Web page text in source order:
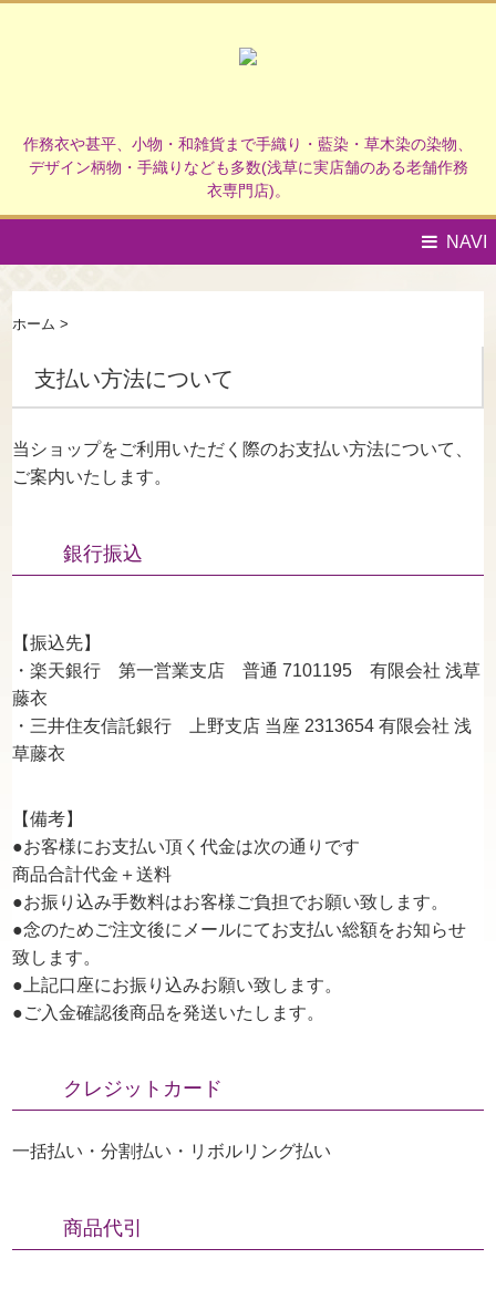
作務衣や甚平、小物・和雑貨まで手織り・藍染・草木染の染物、
デザイン柄物・手織りなども多数(浅草に実店舗のある老舗作務
衣専門店)。
NAVI
ホーム >
支払い方法について
当ショップをご利用いただく際のお支払い方法について、
ご案内いたします。
銀行振込
【振込先】
・楽天銀行 第一営業支店 普通 7101195 有限会社 浅草
藤衣
・三井住友信託銀行 上野支店 当座 2313654 有限会社 浅
草藤衣
【備考】
●お客様にお支払い頂く代金は次の通りです
商品合計代金＋送料
●お振り込み手数料はお客様ご負担でお願い致します。
●念のためご注文後にメールにてお支払い総額をお知らせ
致します。
●上記口座にお振り込みお願い致します。
●ご入金確認後商品を発送いたします。
クレジットカード
一括払い・分割払い・リボルリング払い
商品代引